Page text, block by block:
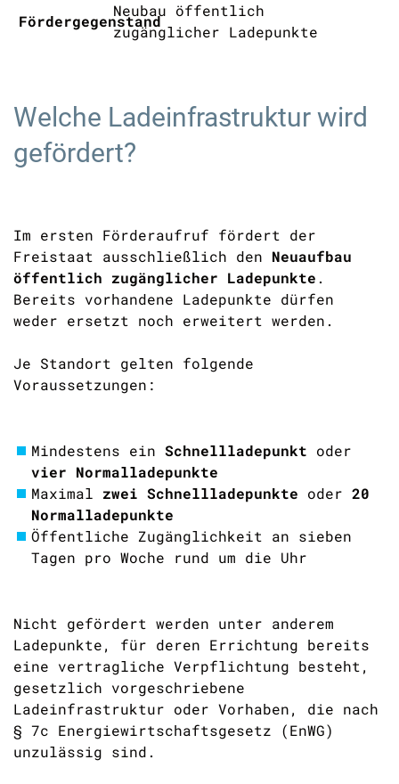
Fördergegenstand
Neubau öffentlich
zugänglicher Ladepunkte
Welche Ladeinfrastruktur wird
gefördert?
Im ersten Förderaufruf fördert der
Freistaat ausschließlich den Neuaufbau
öffentlich zugänglicher Ladepunkte .
Bereits vorhandene Ladepunkte dürfen
weder ersetzt noch erweitert werden.
Je Standort gelten folgende
Voraussetzungen:
Mindestens ein Schnellladepunkt oder
vier Normalladepunkte
Maximal zwei Schnellladepunkte oder 20
Normalladepunkte
Öffentliche Zugänglichkeit an sieben
Tagen pro Woche rund um die Uhr
Nicht gefördert werden unter anderem
Ladepunkte, für deren Errichtung bereits
eine vertragliche Verpflichtung besteht,
gesetzlich vorgeschriebene
Ladeinfrastruktur oder Vorhaben, die nach
§ 7c Energiewirtschaftsgesetz (EnWG)
unzulässig sind.